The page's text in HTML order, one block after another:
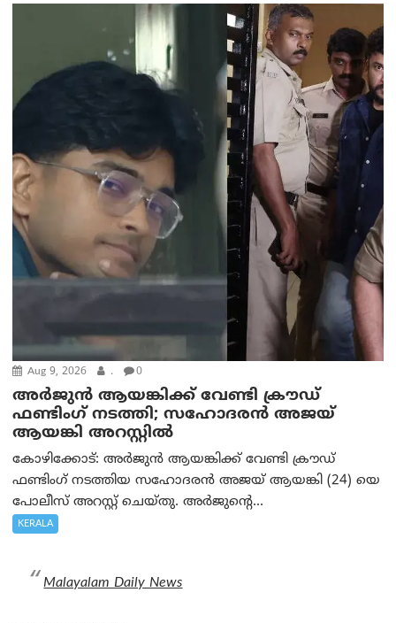
Aug 9, 2026 . 0
അർജുൻ ആയങ്കിക്ക് വേണ്ടി ക്രൗഡ്
ഫണ്ടിംഗ് നടത്തി; സഹോദരന്‍ അജയ്
ആയങ്കി അറസ്റ്റിൽ
കോഴിക്കോട്: അർജുൻ ആയങ്കിക്ക് വേണ്ടി ക്രൗഡ്
ഫണ്ടിംഗ് നടത്തിയ സഹോദരന്‍ അജയ് ആയങ്കി (24) യെ
പോലീസ് അറസ്റ്റ് ചെയ്തു. അർജുന്റെ...
KERALA
Malayalam Daily News